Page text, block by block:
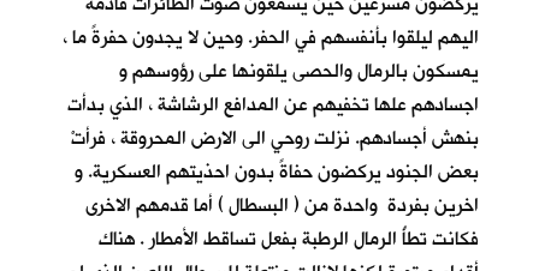
اليهم ليلقوا بأنفسهم في الحفر. وحين لا يجدون حفرةً ما ،
يمسكون بالرمال والحصى يلقونها على رؤوسهم و
اجسادهم علها تخفيهم عن المدافع الرشاشة ، الذي بدأت
بنهش أجسادهم. نزلت روحي الى الارض المحروقة ، فرأتْ
بعض الجنود يركضون حفاةً بدون احذيتهم العسكرية. و
اخرين بفردة واحدة من ( البسطال ) أما قدمهم الاخرى
فكانت تطأُ الرمال الرطبة بفعل تساقط الأمطار . هناك